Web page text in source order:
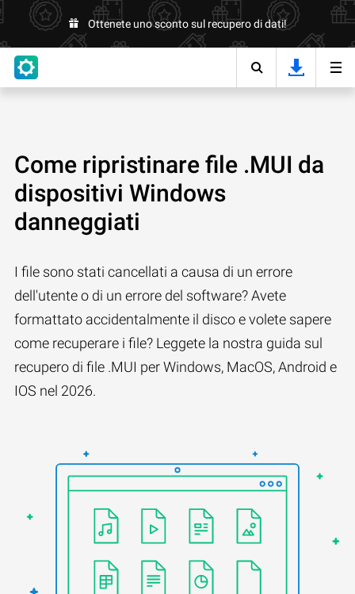
Ottenete uno sconto sul recupero di dati!
Come ripristinare file .MUI da
dispositivi Windows
danneggiati
I file sono stati cancellati a causa di un errore
dell'utente o di un errore del software? Avete
formattato accidentalmente il disco e volete sapere
come recuperare i file? Leggete la nostra guida sul
recupero di file .MUI per Windows, MacOS, Android e
IOS nel 2026.